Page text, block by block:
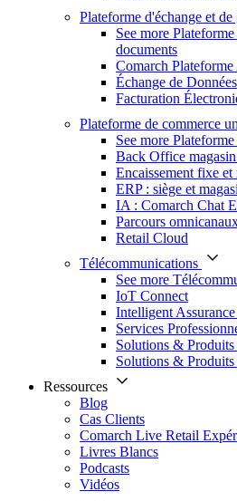
Plateforme d'échange et
See more
documents
Comarch Plateforme
Échange de
Facturation
Plateforme de commerce
See more
Back Office
Encaissement fixe et
ERP : siège et
IA : Comarch Chat
Parcours
Retail Cloud
Télécommunications
See more
IoT Connect
Intelligent
Services
Solutions & Produits
Solutions & Produits
Ressources
Blog
Cas Clients
Comarch Live Retail
Livres Blancs
Podcasts
Vidéos